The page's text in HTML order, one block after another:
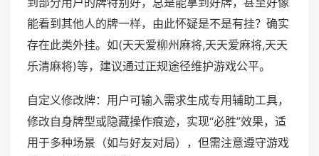
能看到其他人的牌一样，由此怀疑是不是有挂？确实
存在此类外挂。如(天天爱柳州麻将,天天爱麻将,天天
乐清麻将)等，建议通过正规途径维护游戏公平。
自定义修改牌：用户可输入需求生成专用辅助工具，
修改自身牌型或隐藏操作痕迹，实现“必胜”效果，适
用于多种场景（如与好友对局），但需注意遵守游戏